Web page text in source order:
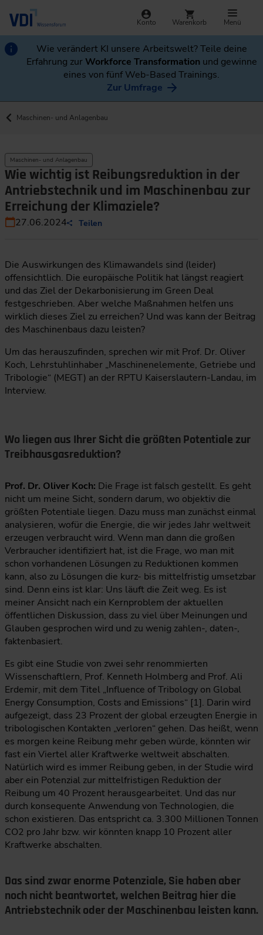
Konto Warenkorb Menü
Wie verändert KI unsere Arbeitswelt? Teile deine
Erfahrung zurWorkforce Transformation und gewinne
eines von fünf Web-Based Trainings.
Zur Umfrage
Maschinen- und Anlagenbau
Maschinen- und Anlagenbau
Wie wichtig ist Reibungsreduktion in der
Antriebstechnik und im Maschinenbau zur
Erreichung der Klimaziele?
27.06.2024 Teilen
Die Auswirkungen des Klimawandels sind (leider)
offensichtlich. Die europäische Politik hat längst reagiert
und das Ziel der Dekarbonisierung im Green Deal
festgeschrieben. Aber welche Maßnahmen helfen uns
wirklich dieses Ziel zu erreichen? Und was kann der Beitrag
des Maschinenbaus dazu leisten?
Um das herauszufinden, sprechen wir mit Prof. Dr. Oliver
Koch, Lehrstuhlinhaber „Maschinenelemente, Getriebe und
Tribologie“ (MEGT) an der RPTU Kaiserslautern-Landau, im
Interview.
Wo liegen aus Ihrer Sicht die größten Potentiale zur
Treibhausgasreduktion?
Prof. Dr. Oliver Koch: Die Frage ist falsch gestellt. Es geht
nicht um meine Sicht, sondern darum, wo objektiv die
größten Potentiale liegen. Dazu muss man zunächst einmal
analysieren, wofür die Energie, die wir jedes Jahr weltweit
erzeugen verbraucht wird. Wenn man dann die großen
Verbraucher identifiziert hat, ist die Frage, wo man mit
schon vorhandenen Lösungen zu Reduktionen kommen
kann, also zu Lösungen die kurz- bis mittelfristig umsetzbar
sind. Denn eins ist klar: Uns läuft die Zeit weg. Es ist
meiner Ansicht nach ein Kernproblem der aktuellen
öffentlichen Diskussion, dass zu viel über Meinungen und
Glauben gesprochen wird und zu wenig zahlen-, daten-,
faktenbasiert.
Es gibt eine Studie von zwei sehr renommierten
Wissenschaftlern, Prof. Kenneth Holmberg and Prof. Ali
Erdemir, mit dem Titel „Influence of Tribology on Global
Energy Consumption, Costs and Emissions“ [1]. Darin wird
aufgezeigt, dass 23 Prozent der global erzeugten Energie in
tribologischen Kontakten „verloren“ gehen. Das heißt, wenn
es morgen keine Reibung mehr geben würde, könnten wir
fast ein Viertel aller Kraftwerke weltweit abschalten.
Natürlich wird es immer Reibung geben, in der Studie wird
aber ein Potenzial zur mittelfristigen Reduktion der
Reibung um 40 Prozent herausgearbeitet. Und das nur
durch konsequente Anwendung von Technologien, die
schon existieren. Das entspricht ca. 3.300 Millionen Tonnen
CO2 pro Jahr bzw. wir könnten knapp 10 Prozent aller
Kraftwerke abschalten.
Das sind zwar enorme Potenziale, Sie haben aber
noch nicht beantwortet, welchen Beitrag hier die
Antriebstechnik oder der Maschinenbau leisten kann.